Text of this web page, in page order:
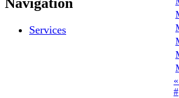
Navigation
Services
«
#